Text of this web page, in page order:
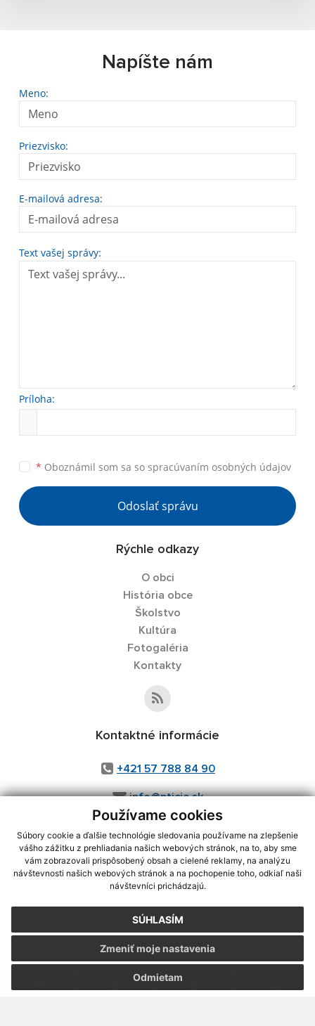
Používame cookies
Súbory cookie a ďalšie technológie sledovania používame na zlepšenie
vášho zážitku z prehliadania našich webových stránok, na to, aby sme
vám zobrazovali prispôsobený obsah a cielené reklamy, na analýzu
návštevnosti našich webových stránok a na pochopenie toho, odkiaľ naši
návštevníci prichádzajú.
SÚHLASÍM
Odmietam
Zmeniť moje nastavenia
Napíšte nám
Meno:
Priezvisko:
E-mailová adresa:
Text vašej správy:
Príloha:
* Oboznámil som sa so spracúvaním osobných údajov
Odoslať správu
Rýchle odkazy
O obci
História obce
Školstvo
Kultúra
Fotogaléria
Kontakty
Kontaktné informácie
+421 57 788 84 90
info@pticie.sk
využite možnosť získavania aktuálnych informácií s využitím RSS
CMS systém (redakčný) systém ECHELON 2,Mapa stránok,web portál
webex.digital, s.r.o.,domény,registrácia domény
Posledná aktualizácia:05.08.2026
Vytlačiť stránku|Vyhlásenie o prístupnosti